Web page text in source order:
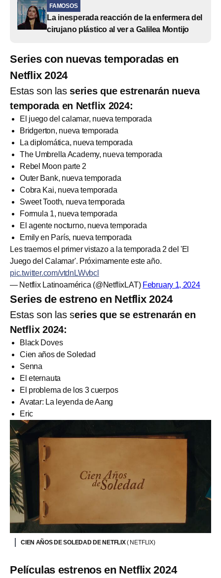
FAMOSOS
La inesperada reacción de la enfermera del
cirujano plástico al ver a Galilea Montijo
Series con nuevas temporadas en
Netflix 2024
Estas son las series que estrenarán nueva
temporada en Netflix 2024:
El juego del calamar, nueva temporada
Bridgerton, nueva temporada
La diplomática, nueva temporada
The Umbrella Academy, nueva temporada
Rebel Moon parte 2
Outer Bank, nueva temporada
Cobra Kai, nueva temporada
Sweet Tooth, nueva temporada
Formula 1, nueva temporada
El agente nocturno, nueva temporada
Emily en París, nueva temporada
Les traemos el primer vistazo a la temporada 2 del 'El
Juego del Calamar'. Próximamente este año.
pic.twitter.com/vtdnLWvbcl
— Netflix Latinoamérica (@NetflixLAT) February 1, 2024
Series de estreno en Netflix 2024
Estas son las series que se estrenarán en
Netflix 2024:
Black Doves
Cien años de Soledad
Senna
El eternauta
El problema de los 3 cuerpos
Avatar: La leyenda de Aang
Eric
CIEN AÑOS DE SOLEDAD DE NETFLIX( NETFLIX)
Películas estrenos en Netflix 2024